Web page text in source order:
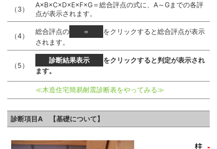
（3）
A×B×C×D×E×F×G＝総合評点の式に、A～Gまでの各評
点が表示されます。
（4）
総合評点の
をクリックすると総合評点が表示
されます。
（5）
をクリックすると判定が表示され
ます。
≪木造住宅簡易耐震診断表をやってみる≫
診断項目A 【基礎について】